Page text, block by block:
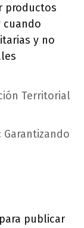
productos
cuando
y no
Territorial
para publicar